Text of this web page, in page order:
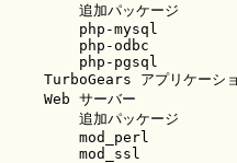
        追加パッケージ
php-mysql
php-odbc
php-pgsql
TurboGears アプリケーシ
Web サーバー
        追加パッケージ
mod_perl
mod_ssl